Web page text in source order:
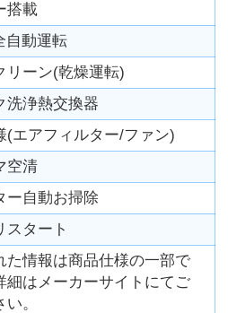
搭載
自動運転
リーン(乾燥運転)
洗浄熱交換器
(エアフィルター/ファン)
空清
ー自動お掃除
スタート
情報は商品仕様の一部で
細はメーカーサイトにてご
。